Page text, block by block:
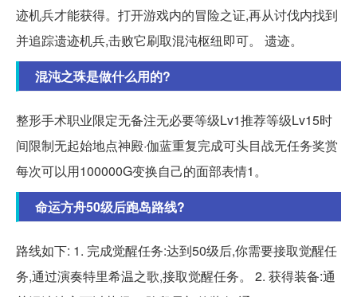
迹机兵才能获得。打开游戏内的冒险之证,再从讨伐内找到
并追踪遗迹机兵,击败它刷取混沌枢纽即可。 遗迹。
混沌之珠是做什么用的?
整形手术职业限定无备注无必要等级Lv1推荐等级Lv15时
间限制无起始地点神殿·伽蓝重复完成可头目战无任务奖赏
每次可以用100000G变换自己的面部表情1。
命运方舟50级后跑岛路线?
路线如下: 1. 完成觉醒任务:达到50级后,你需要接取觉醒任
务,通过演奏特里希温之歌,接取觉醒任务。 2. 获得装备:通